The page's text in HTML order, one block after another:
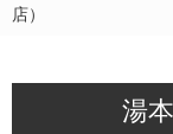
店）
湯